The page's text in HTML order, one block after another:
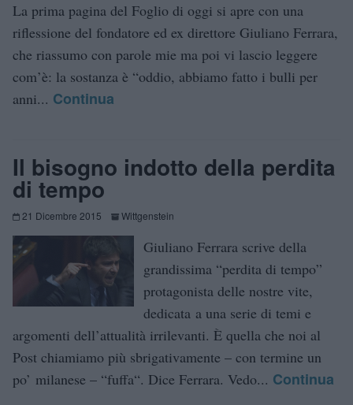
La prima pagina del Foglio di oggi si apre con una
riflessione del fondatore ed ex direttore Giuliano Ferrara,
che riassumo con parole mie ma poi vi lascio leggere
com’è: la sostanza è “oddio, abbiamo fatto i bulli per
anni... Continua
Il bisogno indotto della perdita
di tempo
21 Dicembre 2015 Wittgenstein
Giuliano Ferrara scrive della
grandissima “perdita di tempo”
protagonista delle nostre vite,
dedicata a una serie di temi e
argomenti dell’attualità irrilevanti. È quella che noi al
Post chiamiamo più sbrigativamente – con termine un
po’ milanese – “fuffa“. Dice Ferrara. Vedo... Continua